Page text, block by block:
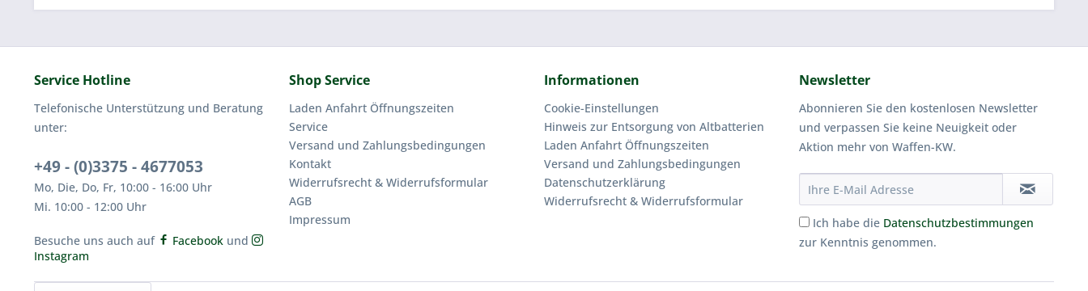
Service Hotline
Telefonische Unterstützung und Beratung
unter:
+49 - (0)3375 - 4677053
Mo, Die, Do, Fr, 10:00 - 16:00 Uhr
Mi. 10:00 - 12:00 Uhr
Besuche uns auch auf Facebook und
Instagram
Shop Service
Laden Anfahrt Öffnungszeiten
Service
Versand und Zahlungsbedingungen
Kontakt
Widerrufsrecht & Widerrufsformular
AGB
Impressum
Informationen
Cookie-Einstellungen
Hinweis zur Entsorgung von Altbatterien
Laden Anfahrt Öffnungszeiten
Versand und Zahlungsbedingungen
Datenschutzerklärung
Widerrufsrecht & Widerrufsformular
Newsletter
Abonnieren Sie den kostenlosen Newsletter
und verpassen Sie keine Neuigkeit oder
Aktion mehr von Waffen-KW.
Ich habe die Datenschutzbestimmungen
zur Kenntnis genommen.